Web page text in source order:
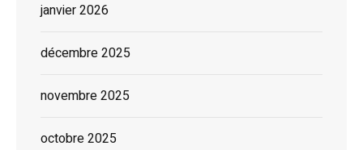
janvier 2026
décembre 2025
novembre 2025
octobre 2025